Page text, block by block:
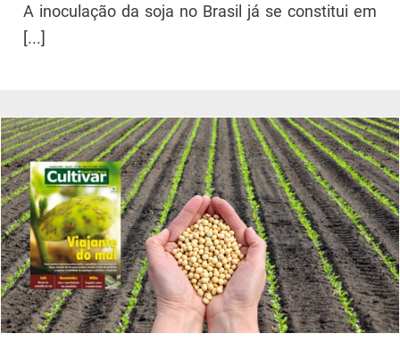
A inoculação da soja no Brasil já se constitui em
[...]